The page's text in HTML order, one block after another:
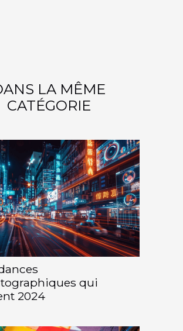
LA MÊME
CATÉGORIE
qui
2024